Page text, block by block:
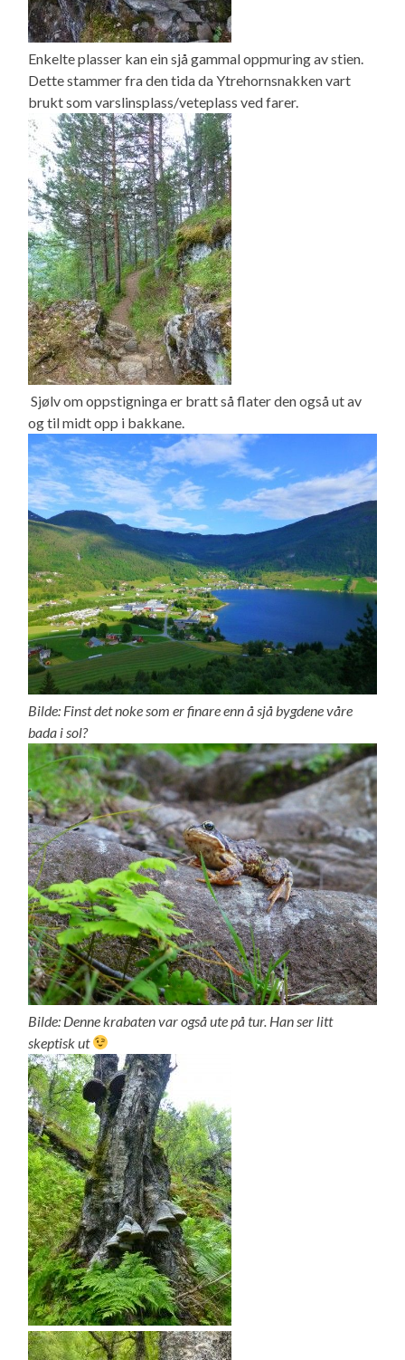
Enkelte plasser kan ein sjå gammal oppmuring av stien.
Dette stammer fra den tida da Ytrehornsnakken vart
brukt som varslinsplass/veteplass ved farer.
Sjølv om oppstigninga er bratt så flater den også ut av
og til midt opp i bakkane.
Bilde: Finst det noke som er finare enn å sjå bygdene våre
bada i sol?
Bilde: Denne krabaten var også ute på tur. Han ser litt
skeptisk ut